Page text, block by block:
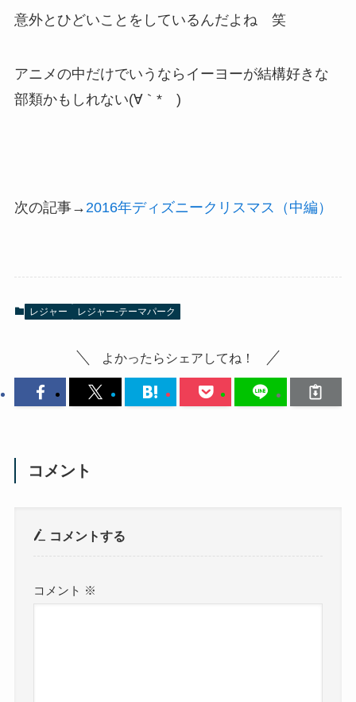
意外とひどいことをしているんだよね 笑
アニメの中だけでいうならイーヨーが結構好きな
部類かもしれない(∀｀*ゞ)
次の記事→ 2016年ディズニークリスマス（中編）
レジャー レジャー-テーマパーク
よかったらシェアしてね！
コメント
コメントする
コメント ※